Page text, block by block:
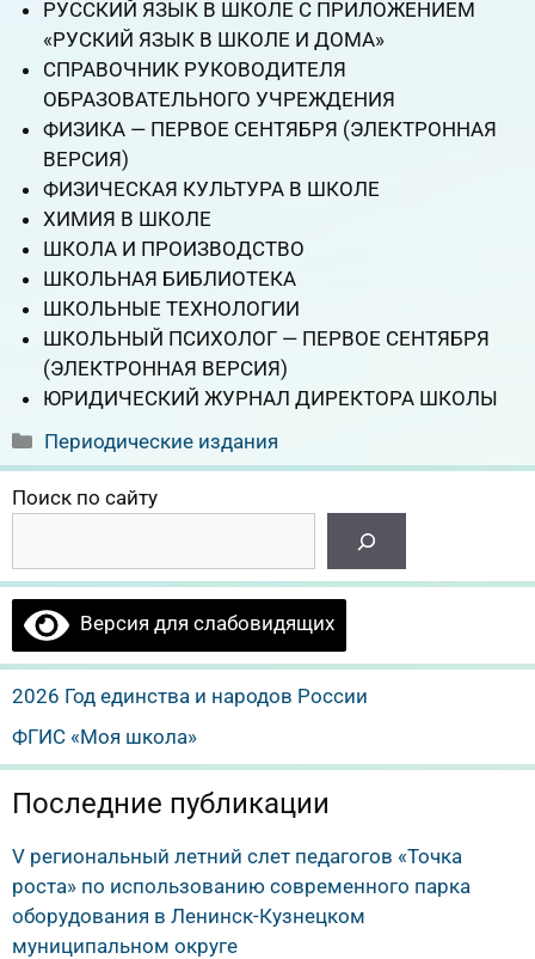
РУССКИЙ ЯЗЫК В ШКОЛЕ С ПРИЛОЖЕНИЕМ
«РУСКИЙ ЯЗЫК В ШКОЛЕ И ДОМА»
СПРАВОЧНИК РУКОВОДИТЕЛЯ
ОБРАЗОВАТЕЛЬНОГО УЧРЕЖДЕНИЯ
ФИЗИКА — ПЕРВОЕ СЕНТЯБРЯ (ЭЛЕКТРОННАЯ
ВЕРСИЯ)
ФИЗИЧЕСКАЯ КУЛЬТУРА В ШКОЛЕ
ХИМИЯ В ШКОЛЕ
ШКОЛА И ПРОИЗВОДСТВО
ШКОЛЬНАЯ БИБЛИОТЕКА
ШКОЛЬНЫЕ ТЕХНОЛОГИИ
ШКОЛЬНЫЙ ПСИХОЛОГ — ПЕРВОЕ СЕНТЯБРЯ
(ЭЛЕКТРОННАЯ ВЕРСИЯ)
ЮРИДИЧЕСКИЙ ЖУРНАЛ ДИРЕКТОРА ШКОЛЫ
Рубрики
Периодические издания
Поиск по сайту
Версия для слабовидящих
2026 Год единства и народов России
ФГИС «Моя школа»
Последние публикации
V региональный летний слет педагогов «Точка
роста» по использованию современного парка
оборудования в Ленинск-Кузнецком
муниципальном округе